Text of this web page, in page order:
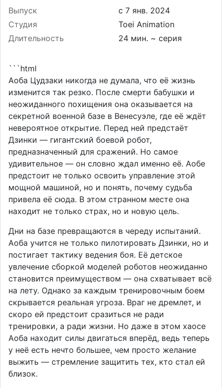
Выпуск
Студия
Toei Animation
Длительность
24 мин. ~ серия
```html
Аоба Цудзаки никогда не думала, что её жизнь
изменится так резко. После смерти бабушки и
неожиданного похищения она оказывается на
секретной военной базе в Венесуэле, где её ждёт
невероятное открытие. Перед ней предстаёт
Дзинки — гигантский боевой робот,
предназначенный для сражений. Но самое
удивительное — он словно ждал именно её. Аобе
предстоит не только освоить управление этой
мощной машиной, но и понять, почему судьба
привела её сюда. В этом странном месте она
находит не только страх, но и новую цель.
Дни на базе превращаются в череду испытаний.
Аоба учится не только пилотировать Дзинки, но и
постигает тактику ведения боя. Её детское
увлечение сборкой моделей роботов неожиданно
становится преимуществом — она схватывает всё
на лету. Однако за каждым тренировочным боем
скрывается реальная угроза. Враг не дремлет, и
скоро ей предстоит сразиться не ради
тренировки, а ради жизни. Но даже в этом хаосе
Аоба находит силы двигаться вперёд, ведь теперь
у неё есть нечто большее, чем просто желание
выжить — стремление защитить тех, кто стал ей
близок.